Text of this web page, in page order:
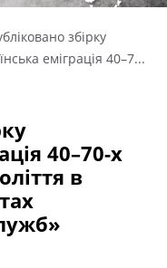
збірку
еміграція 40–7...
40–70-х
в